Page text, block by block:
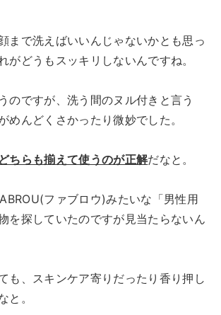
まで洗えばいいんじゃないかとも思っ
がどうもスッキリしないんですね。
のですが、洗う間のヌル付きと言う
めんどくさかったり微妙でした。
どちらも揃えて使うのが正解だなと。
ファブロウ)みたいな「男性用
を探していたのですが見当たらないん
も、スキンケア寄りだったり香り押し
と。